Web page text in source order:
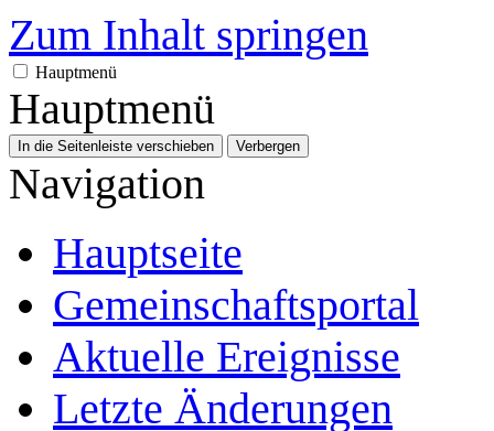
Zum Inhalt springen
Hauptmenü
Hauptmenü
In die Seitenleiste verschieben Verbergen
Navigation
Hauptseite
Gemeinschafts­portal
Aktuelle Ereignisse
Letzte Änderungen